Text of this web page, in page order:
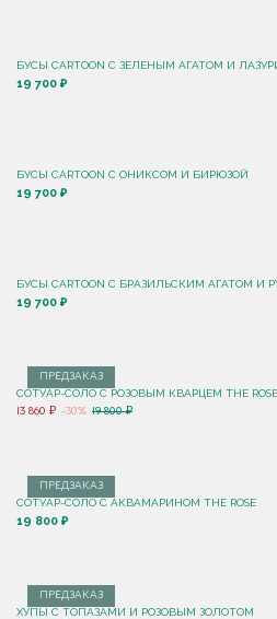
БУСЫ CARTOON С ЗЕЛЕНЫМ АГАТОМ И
19 700 ₽
БУСЫ CARTOON С ОНИКСОМ И БИРЮЗОЙ
19 700 ₽
БУСЫ CARTOON С БРАЗИЛЬСКИМ АГАТОМ И
19 700 ₽
ПРЕДЗАКАЗ
СОТУАР-СОЛО С РОЗОВЫМ КВАРЦЕМ THE ROSE
13 860 ₽ -30% 19 800 ₽
ПРЕДЗАКАЗ
СОТУАР-СОЛО С АКВАМАРИНОМ THE ROSE
19 800 ₽
ПРЕДЗАКАЗ
ХУПЫ С ТОПАЗАМИ И РОЗОВЫМ ЗОЛОТОМ